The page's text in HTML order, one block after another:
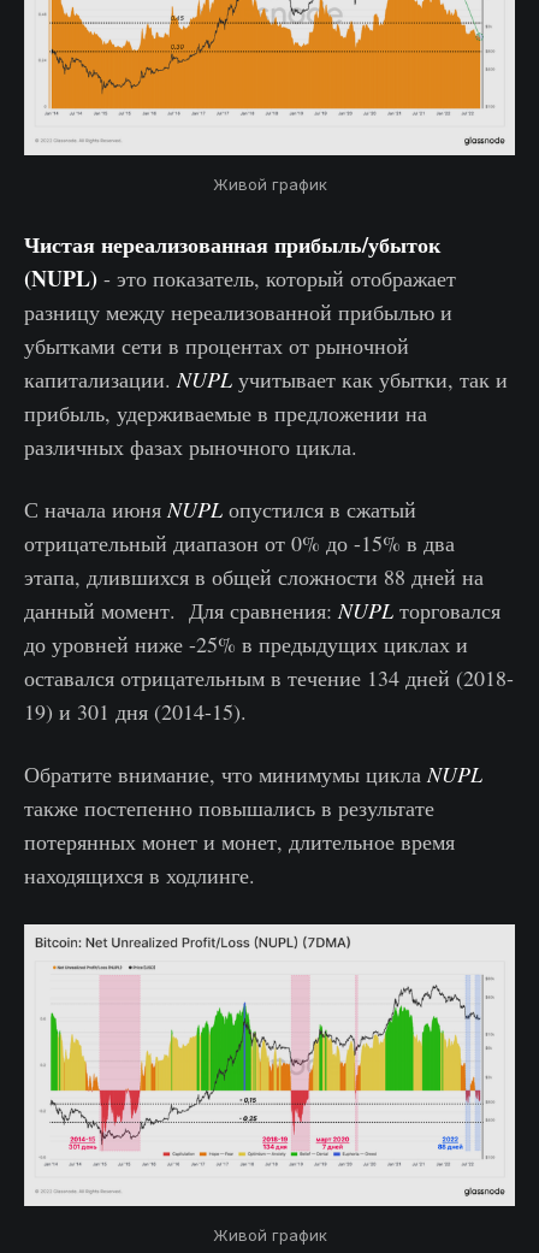
Живой график
Чистая нереализованная прибыль/убыток
(NUPL) - это показатель, который отображает
разницу между нереализованной прибылью и
убытками сети в процентах от рыночной
капитализации.NUPL учитывает как убытки, так и
прибыль, удерживаемые в предложении на
различных фазах рыночного цикла.
С начала июняNUPL опустился в сжатый
отрицательный диапазон от 0% до -15% в два
этапа, длившихся в общей сложности 88 дней на
данный момент. Для сравнения:NUPL торговался
до уровней ниже -25% в предыдущих циклах и
оставался отрицательным в течение 134 дней (2018-
19) и 301 дня (2014-15).
Обратите внимание, что минимумы циклаNUPL
также постепенно повышались в результате
потерянных монет и монет, длительное время
находящихся в ходлинге.
Живой график